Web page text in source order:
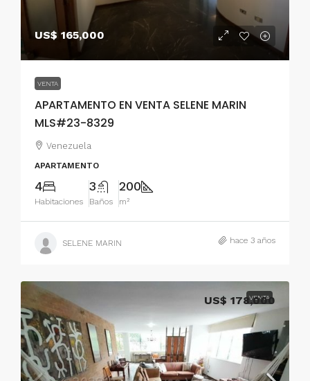
US$ 165,000
VENTA
APARTAMENTO EN VENTA SELENE MARIN
MLS#23-8329
Venezuela
APARTAMENTO
4
Habitaciones
3
Baños
200
m²
SELENE MARIN hace 3 años
VENTA
US$ 178,000